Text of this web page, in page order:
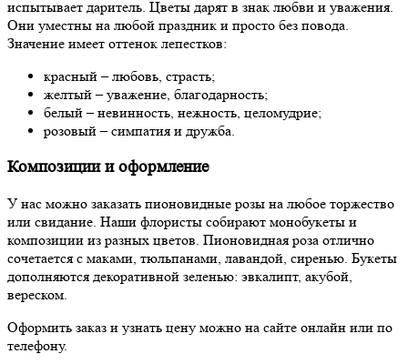
испытывает даритель. Цветы дарят в знак любви и уважения.
Они уместны на любой праздник и просто без повода.
Значение имеет оттенок лепестков:
красный – любовь, страсть;
желтый – уважение, благодарность;
белый – невинность, нежность, целомудрие;
розовый – симпатия и дружба.
Композиции и оформление
У нас можно заказать пионовидные розы на любое торжество
или свидание. Наши флористы собирают монобукеты и
композиции из разных цветов. Пионовидная роза отлично
сочетается с маками, тюльпанами, лавандой, сиренью. Букеты
дополняются декоративной зеленью: эвкалипт, акубой,
вереском.
Оформить заказ и узнать цену можно на сайте онлайн или по
телефону.